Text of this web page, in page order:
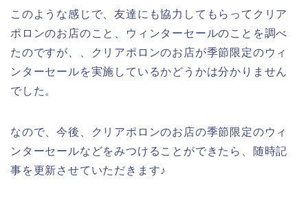
このような感じで、友達にも協力してもらってクリア
ポロンのお店のこと、ウィンターセールのことを調べ
たのですが、、クリアポロンのお店が季節限定のウィ
ンターセールを実施しているかどうかは分かりません
でした。
なので、今後、クリアポロンのお店の季節限定のウィ
ンターセールなどをみつけることができたら、随時記
事を更新させていただきます♪